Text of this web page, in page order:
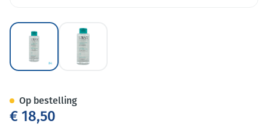
View larger imageView larger image
€ 18,50
Op bestelling